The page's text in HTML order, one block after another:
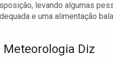
levando algumas
e uma alimentação
Meteorologia Diz